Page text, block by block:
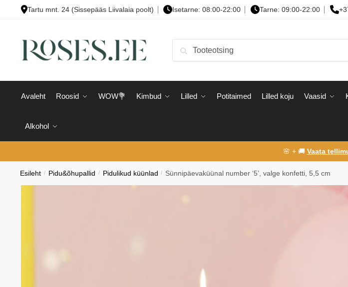
Tartu mnt. 24 (Sissepääs Liivalaia poolt) Isetarne: 08:00-22:00 Tarne: 09:00-22:00
Otsi
Avaleht Roosid WOW💐 Kimbud Lilled Potitaimed Lilled koju Vaasid
Alkohol
🌸 + 🚚 Vaata
Esileht / Pidu&õhupallid / Pidulikud küünlad / Sünnipäevaküünal number ‘5’, valge konfetti, 5,5 cm